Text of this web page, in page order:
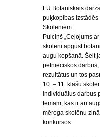
LU Botāniskais
puķkopības izstādēs
Skolēniem :
Pulciņš „Ceļojums
skolēni apgūst
augu kopšanā. Šeit
pētnieciskos
rezultātus un tos
10. – 11. klašu
individuālus darbus
tēmām, kas ir arī
mēroga skolēnu
konkursos.